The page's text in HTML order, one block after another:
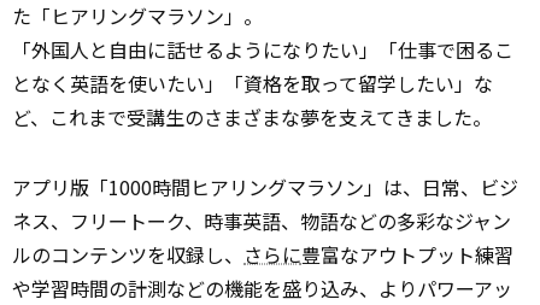
た「ヒアリングマラソン」。
「外国人と自由に話せるようになりたい」「仕事で困るこ
となく英語を使いたい」「資格を取って留学したい」な
ど、これまで受講生のさまざまな夢を支えてきました。
アプリ版「1000時間ヒアリングマラソン」は、日常、ビジ
ネス、フリートーク、時事英語、物語などの多彩なジャン
ルのコンテンツを収録し、 さらに豊富なアウトプット練習
や学習時間の計測などの機能を盛り込み、よりパワーアッ